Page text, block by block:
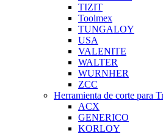
TIZIT
Toolmex
TUNGALOY
USA
VALENITE
WALTER
WURNHER
ZCC
Herramienta de corte para
ACX
GENERICO
KORLOY